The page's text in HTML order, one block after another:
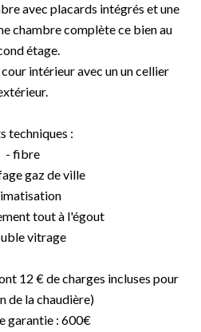
avec placards intégrés et une
chambre complète ce bien au
étage.
intérieur avec un un cellier
techniques :
- fibre
gaz de ville
tout à l'égout
vitrage
12 € de charges incluses pour
de la chaudière)
garantie : 600€